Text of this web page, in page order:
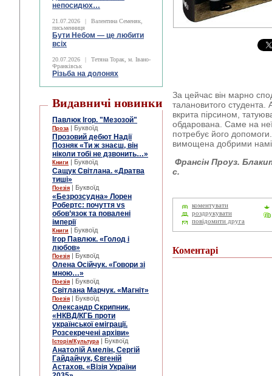
непосидюх…
21.07.2026 |
Валентина Семеняк,
письменниця
Бути Небом ― це любити
всіх
20.07.2026 |
Тетяна Торак, м. Івано-
Франківськ
Різьба на долонях
Видавничі новинки
Павлюк Ігор. "Мезозой"
Проза | Буквоїд
Прозовий дебют Надії
Позняк «Ти ж знаєш, він
ніколи тобі не дзвонить…»
Книги | Буквоїд
Сащук Світлана. «Дратва
тиші»
Поезія | Буквоїд
«Безрозсудна» Лорен
Робертс: почуття vs
обов’язок та повалені
імперії
Книги | Буквоїд
Ігор Павлюк. «Голод і
любов»
Поезія | Буквоїд
Олена Осійчук. «Говори зі
мною…»
Поезія | Буквоїд
Світлана Марчук. «Магніт»
Поезія | Буквоїд
Олександр Скрипник.
«НКВД/КГБ проти
української еміграції.
Розсекречені архіви»
Історія/Культура | Буквоїд
Анатолій Амелін, Сергій
Гайдайчук, Євгеній
Астахов. «Візія України
За цейчас він марно
талановитого студента.
вкрита пірсином,
обдарована. Саме на
потребує його
вимощена добрими
Франсін Проуз.
с.
коментувати
роздрукувати
повідомити друга
Коментарі